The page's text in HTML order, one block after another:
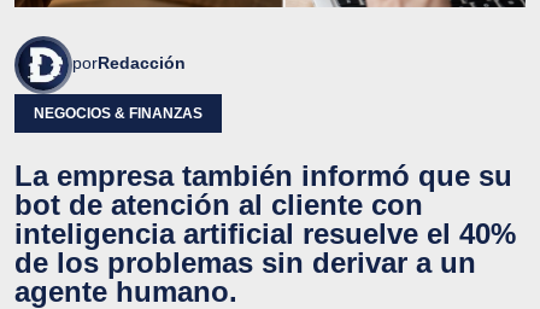
porRedacción
NEGOCIOS & FINANZAS
La empresa también informó que su
bot de atención al cliente con
inteligencia artificial resuelve el 40%
de los problemas sin derivar a un
agente humano.